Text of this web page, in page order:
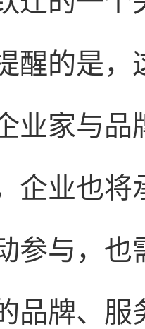
醒的是，
业家与
企业也将
参与，
品牌、服